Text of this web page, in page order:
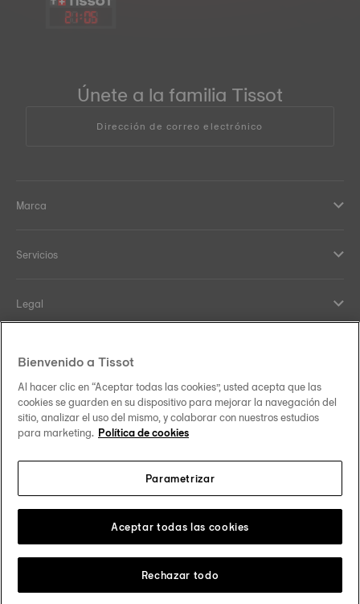
21:05
Únete a la familia Tissot
Dirección de correo electrónico
Marca
Servicios
Legal
Nuestro compromiso
Síguenos en redes sociales
Cambiar país Tissot Copyrights 2026
Bienvenido a Tissot
Al hacer clic en “Aceptar todas las cookies”, usted acepta que las
cookies se guarden en su dispositivo para mejorar la navegación del
sitio, analizar el uso del mismo, y colaborar con nuestros estudios
para marketing. Política de cookies
Parametrizar
Rechazar todo
Aceptar todas las cookies